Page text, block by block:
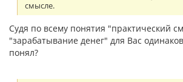
смысле.
Судя по всему понятия "практический
"зарабатывание денег" для Вас
понял?